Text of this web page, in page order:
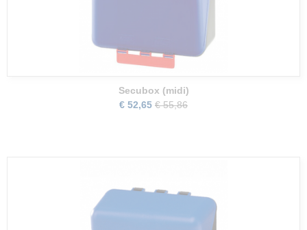
Secubox (midi)
€ 52,65 € 55,86